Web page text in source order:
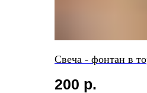
Свеча - фонтан в
200 р.